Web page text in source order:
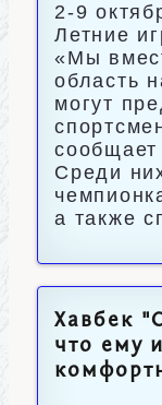
2-9
Летние
«Мы
область
могут
Среди
а также
Хавбек
что ему